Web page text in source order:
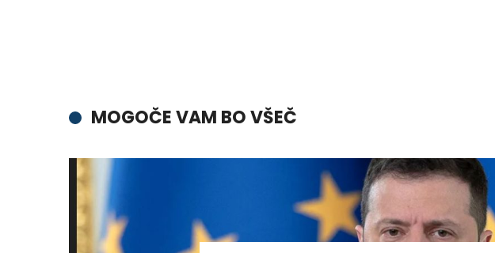
MOGOČE VAM BO VŠEČ